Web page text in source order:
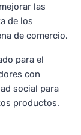
las
de los
de comercio.
para el
con
social para
productos.